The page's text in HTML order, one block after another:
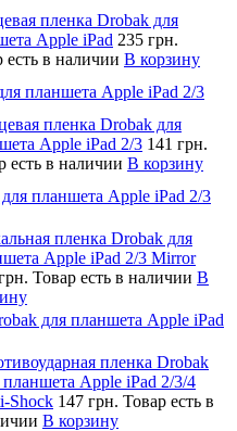
пленка Drobak для
Apple iPad 235 грн.
есть в наличии В корзину
планшета Apple iPad 2/3
пленка Drobak для
Apple iPad 2/3 141 грн.
есть в наличии В корзину
планшета Apple iPad 2/3
пленка Drobak для
Apple iPad 2/3 Mirror
Товар есть в наличии В
для планшета Apple iPad
пленка Drobak
планшета Apple iPad 2/3/4
Shock 147 грн. Товар есть в
В корзину